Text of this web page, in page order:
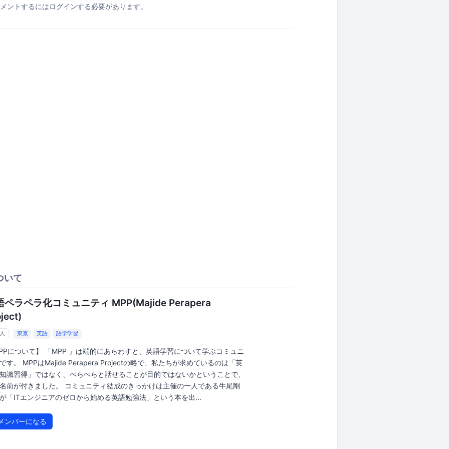
ントするにはログインする必要があります。
いて
ペラペラ化コミュニティ MPP(Majide Perapera
東京 英語 語学学習
について】 「MPP 」は端的にあらわすと、英語学習について学ぶコミュニ
す。 MPPはMajide Perapera Projectの略で、私たちが求めているのは「英
識習得」ではなく、ぺらぺらと話せることが目的ではないかということで、
前が付きました。 コミュニティ結成のきっかけは主催の一人である牛尾剛
「ITエンジニアのゼロから始める英語勉強法」という本を出...
メンバーになる